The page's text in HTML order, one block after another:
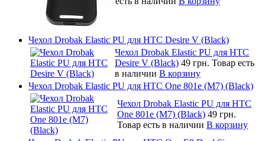
Чехол Drobak Elastic PU для HTC Desire V (Black)
Чехол Drobak Elastic PU для HTC
Desire V (Black) 49 грн. Товар есть
в наличии В корзину
Чехол Drobak Elastic PU для HTC One 801e (M7) (Black)
Чехол Drobak Elastic PU для HTC
One 801e (M7) (Black) 49 грн.
Товар есть в наличии В корзину